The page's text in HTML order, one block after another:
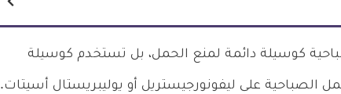
كوسيلة دائمة لمنع الحمل، بل تستخدم كوسيلة
الصباحية على ليفونورجيستريل أو يوليبريستال أسيتات.